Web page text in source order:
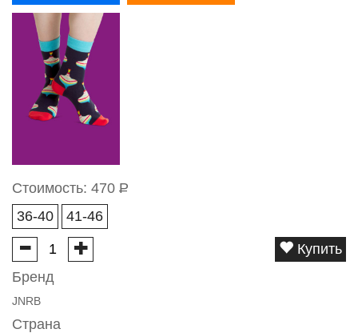
Стоимость: 470 Р
36-40
41-46
Купить
Бренд
JNRB
Страна